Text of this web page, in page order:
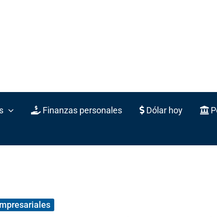
Finanzas personales Dólar hoy